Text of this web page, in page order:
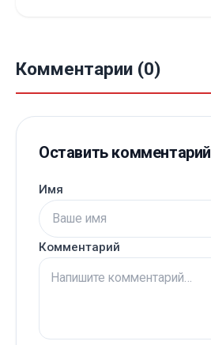
Комментарии (0)
Оставить комментарий
Имя
Комментарий